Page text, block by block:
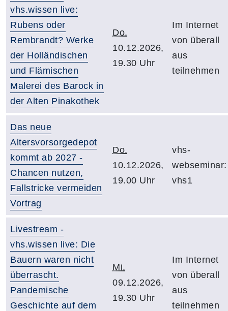
vhs.wissen live:
Rubens oder
Rembrandt? Werke
der Holländischen
und Flämischen
Malerei des Barock in
der Alten Pinakothek
Do.
10.12.2026,
19.30 Uhr
Im Internet
von überall
aus
teilnehmen
Das neue
Altersvorsorgedepot
kommt ab 2027 -
Chancen nutzen,
Fallstricke vermeiden
Vortrag
Do.
10.12.2026,
19.00 Uhr
vhs-
webseminar:
vhs1
Livestream -
vhs.wissen live: Die
Bauern waren nicht
überrascht.
Pandemische
Geschichte auf dem
Mi.
09.12.2026,
19.30 Uhr
Im Internet
von überall
aus
teilnehmen